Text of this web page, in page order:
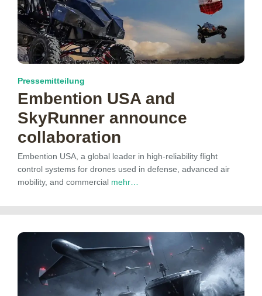
Pressemitteilung
Embention USA and
SkyRunner announce
collaboration
Embention USA, a global leader in high-reliability flight
control systems for drones used in defense, advanced air
mobility, and commercial mehr…